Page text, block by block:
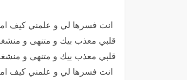
انت فسرها لي و علمني كيف
قلبي معذب بيك و متنهى و منشغل
قلبي معذب بيك و متنهى و منشغل
انت فسرها لي و علمني كيف